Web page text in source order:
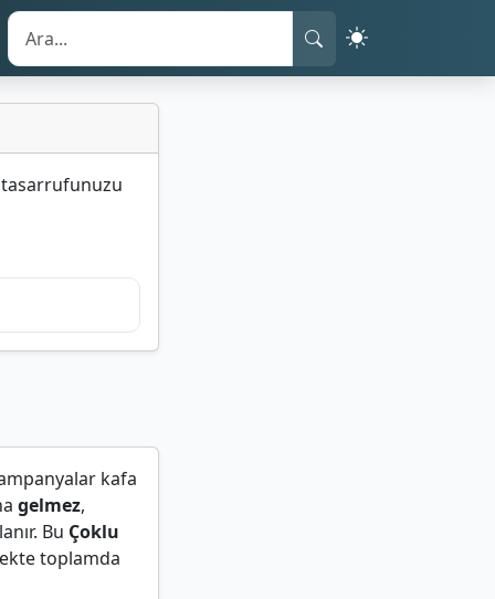
tasarrufunuzu
kafa
gelmez,
Bu Çoklu
toplamda